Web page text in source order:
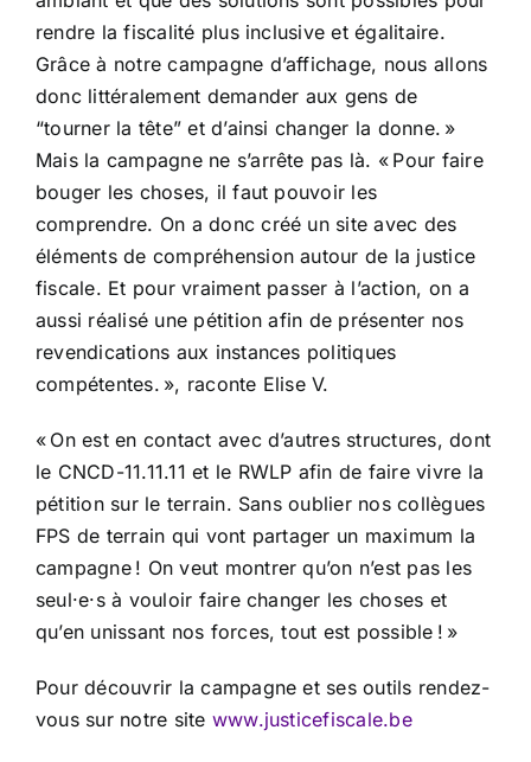
rendre la fiscalité plus inclusive et égalitaire.
Grâce à notre campagne d’affichage, nous allons
donc littéralement demander aux gens de
“tourner la tête” et d’ainsi changer la donne. »
Mais la campagne ne s’arrête pas là. « Pour faire
bouger les choses, il faut pouvoir les
comprendre. On a donc créé un site avec des
éléments de compréhension autour de la justice
fiscale. Et pour vraiment passer à l’action, on a
aussi réalisé une pétition afin de présenter nos
revendications aux instances politiques
compétentes. », raconte Elise V.
« On est en contact avec d’autres structures, dont
le CNCD-11.11.11 et le RWLP afin de faire vivre la
pétition sur le terrain. Sans oublier nos collègues
FPS de terrain qui vont partager un maximum la
campagne ! On veut montrer qu’on n’est pas les
seul·e·s à vouloir faire changer les choses et
qu’en unissant nos forces, tout est possible ! »
Pour découvrir la campagne et ses outils rendez-
vous sur notre site www.justicefiscale.be